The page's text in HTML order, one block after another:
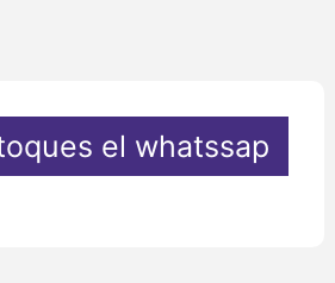
el whatssap